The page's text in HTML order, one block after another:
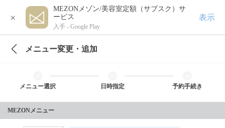
×
MEZONメゾン/美容室定額（サブスク）サ
ービス
入手 - Google Play
表示
メニュー変更・追加
メニュー選択 日時指定 予約手続き
MEZONメニュー